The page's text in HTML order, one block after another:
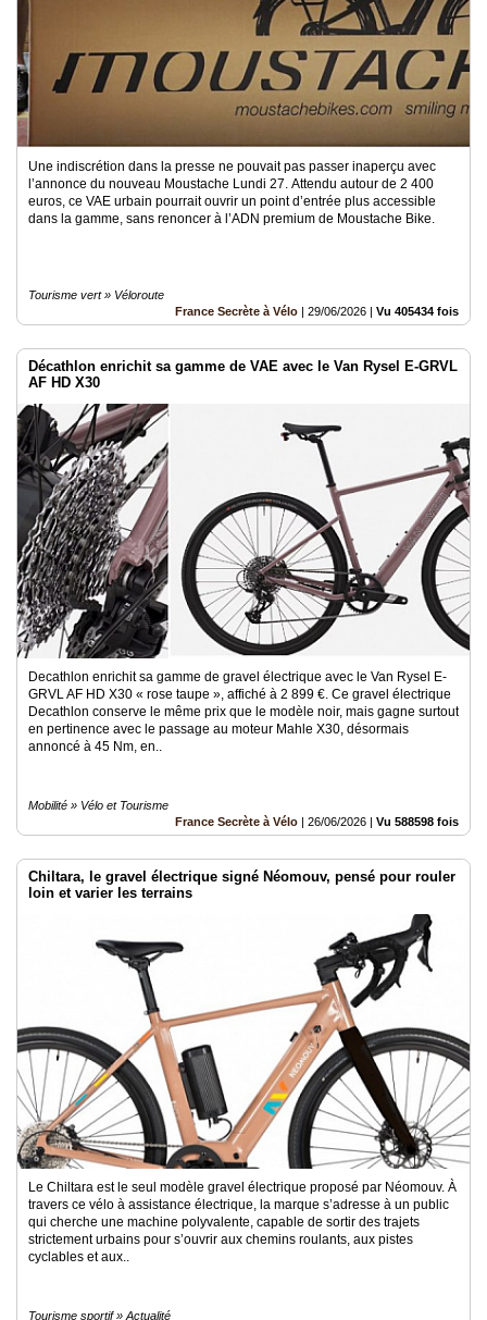
Une indiscrétion dans la presse ne pouvait pas passer inaperçu avec
l’annonce du nouveau Moustache Lundi 27. Attendu autour de 2 400
euros, ce VAE urbain pourrait ouvrir un point d’entrée plus accessible
dans la gamme, sans renoncer à l’ADN premium de Moustache Bike.
Tourisme vert » Véloroute
France Secrète à Vélo | 29/06/2026 | Vu 405434 fois
Décathlon enrichit sa gamme de VAE avec le Van Rysel E-GRVL
AF HD X30
Decathlon enrichit sa gamme de gravel électrique avec le Van Rysel E-
GRVL AF HD X30 « rose taupe », affiché à 2 899 €. Ce gravel électrique
Decathlon conserve le même prix que le modèle noir, mais gagne surtout
en pertinence avec le passage au moteur Mahle X30, désormais
annoncé à 45 Nm, en..
Mobilité » Vélo et Tourisme
France Secrète à Vélo | 26/06/2026 | Vu 588598 fois
Chiltara, le gravel électrique signé Néomouv, pensé pour rouler
loin et varier les terrains
Le Chiltara est le seul modèle gravel électrique proposé par Néomouv. À
travers ce vélo à assistance électrique, la marque s’adresse à un public
qui cherche une machine polyvalente, capable de sortir des trajets
strictement urbains pour s’ouvrir aux chemins roulants, aux pistes
cyclables et aux..
Tourisme sportif » Actualité